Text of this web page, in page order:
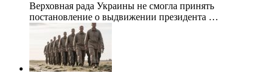
Верховная рада Украины не смогла принять
постановление о выдвижении президента …